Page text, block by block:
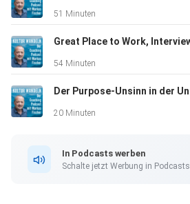
51 Minuten
54 Minuten
20 Minuten
In Podcasts werben
Schalte jetzt Werbung in Podcasts.